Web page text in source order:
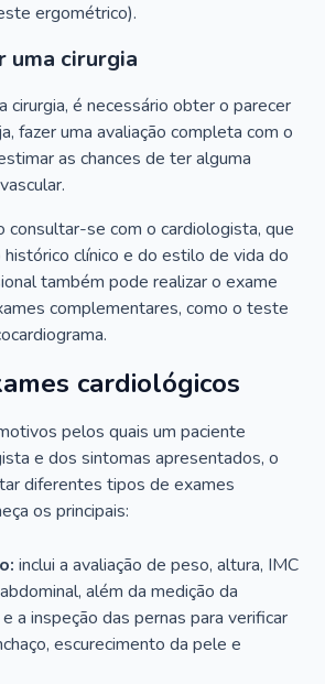
ergométrico).
uma cirurgia
cirurgia, é necessário obter o parecer
fazer uma avaliação completa com o
as chances de ter alguma
consultar-se com o cardiologista, que
histórico clínico e do estilo de vida do
também pode realizar o exame
complementares, como o teste
cardiológicos
pelos quais um paciente
e dos sintomas apresentados, o
diferentes tipos de exames
os principais:
inclui a avaliação de peso, altura, IMC
além da medição da
a inspeção das pernas para verificar
escurecimento da pele e